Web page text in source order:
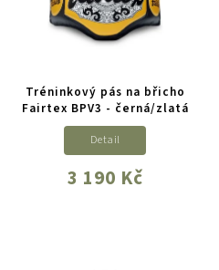
Tréninkový pás na břicho
Fairtex BPV3 - černá/zlatá
3 190 Kč
Detail